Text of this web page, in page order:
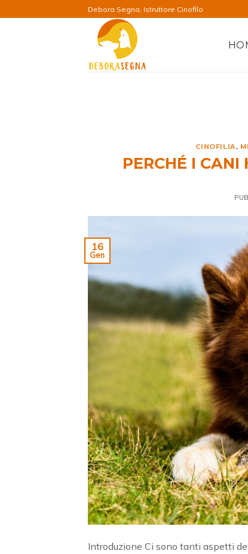
ai
Debora Segna, Istruttore Cinofilo
CINOFILIA ,
PERCHÉ I
16
Gen
Introduzione Ci sono tanti aspetti